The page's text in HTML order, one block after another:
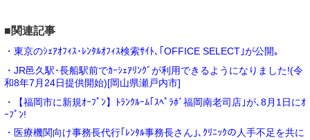
■関連記事
・東京のｼｪｱｵﾌｨｽ･ﾚﾝﾀﾙｵﾌｨｽ検索ｻｲﾄ､｢OFFICE SELECT｣が公開｡
・JR邑久駅･長船駅前でｶｰｼｪｱﾘﾝｸﾞが利用できるようになりました!(令
和8年7月24日提供開始)[岡山県瀬戸内市]
・【福岡市に新規ｵｰﾌﾟﾝ】ﾄﾗﾝｸﾙｰﾑ｢ｽﾍﾟﾗﾎﾞ福岡南老司店｣が､8月1日にｵ
ｰﾌﾟﾝ!
・医療機関向け事務長代行｢ﾚﾝﾀﾙ事務長さん｣､ｸﾘﾆｯｸの人手不足を共に